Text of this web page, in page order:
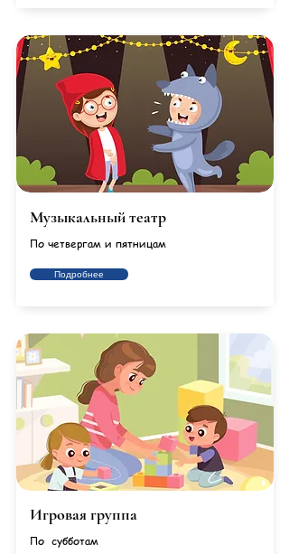
Музыкальный театр
По четвергам и пятницам
Подробнее
Игровая группа
По субботам